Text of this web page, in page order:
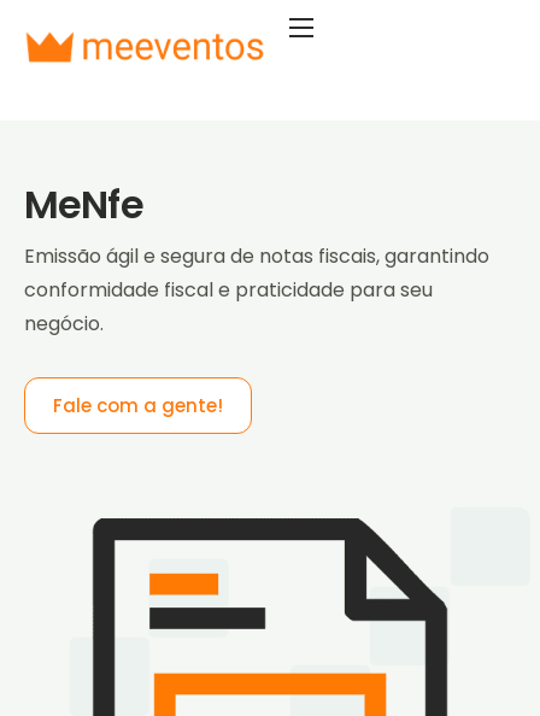
Soluções
Empresa
Entrar
Começar agora
MeNfe
Emissão ágil e segura de notas fiscais, garantindo
conformidade fiscal e praticidade para seu
negócio.
Fale com a gente!